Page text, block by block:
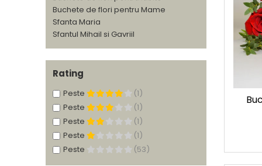
Buchete de flori pentru Mame
Sfanta Maria
Sfantul Mihail si Gavriil
Rating
Peste
(1)
Peste
(1)
Peste
(1)
Peste
(1)
Peste
(53)